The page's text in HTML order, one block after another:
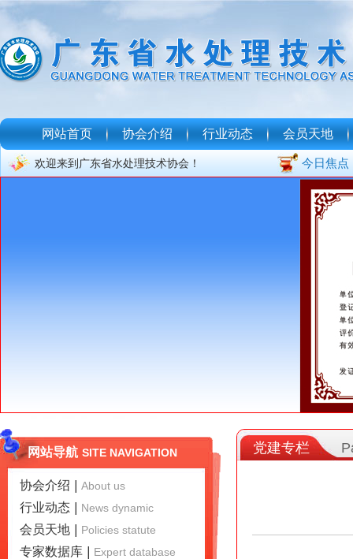
网站首页 协会介绍 行业动态 会员天地
欢迎来到广东省水处理技术协会！ 今日焦点
网站导航 SITE NAVIGATION
协会介绍 About us
行业动态 News dynamic
会员天地 Policies statute
专家数据库 Expert database
党建专栏